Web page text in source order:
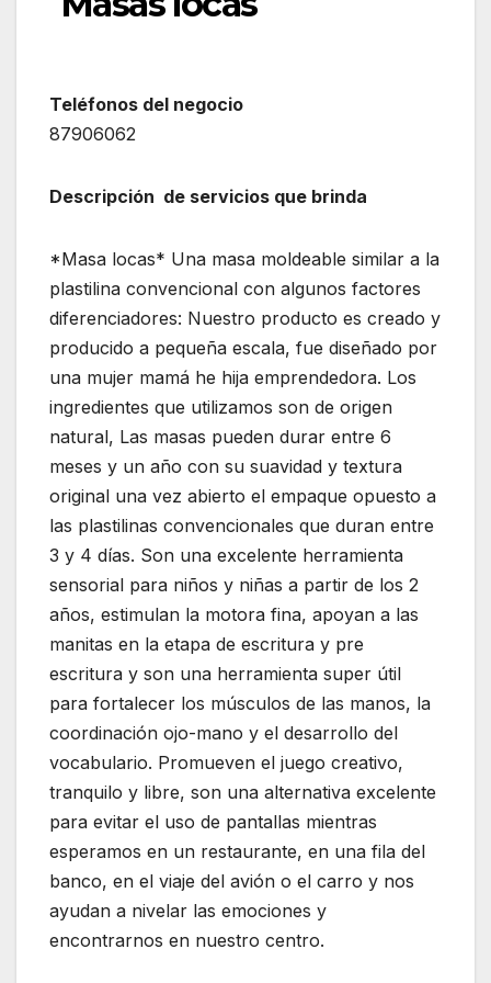
Teléfonos del negocio
87906062
Descripción de servicios que brinda
*Masa locas* Una masa moldeable similar a la
plastilina convencional con algunos factores
diferenciadores: Nuestro producto es creado y
producido a pequeña escala, fue diseñado por
una mujer mamá he hija emprendedora. Los
ingredientes que utilizamos son de origen
natural, Las masas pueden durar entre 6
meses y un año con su suavidad y textura
original una vez abierto el empaque opuesto a
las plastilinas convencionales que duran entre
3 y 4 días. Son una excelente herramienta
sensorial para niños y niñas a partir de los 2
años, estimulan la motora fina, apoyan a las
manitas en la etapa de escritura y pre
escritura y son una herramienta super útil
para fortalecer los músculos de las manos, la
coordinación ojo-mano y el desarrollo del
vocabulario. Promueven el juego creativo,
tranquilo y libre, son una alternativa excelente
para evitar el uso de pantallas mientras
esperamos en un restaurante, en una fila del
banco, en el viaje del avión o el carro y nos
ayudan a nivelar las emociones y
encontrarnos en nuestro centro.